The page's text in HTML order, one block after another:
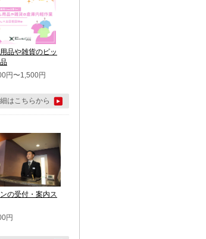
品や雑貨のピッ
円〜1,500円
はこちらから
の受付・案内ス
円